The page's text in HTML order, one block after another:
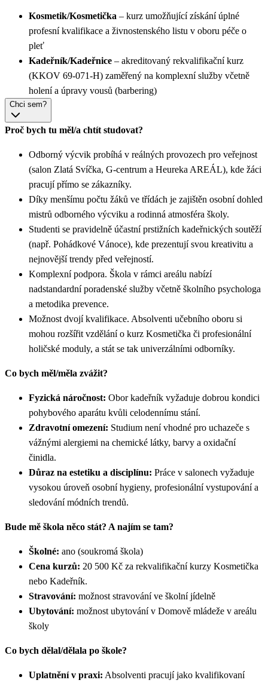
Kosmetik/Kosmetička – kurz umožňující získání úplné
profesní kvalifikace a živnostenského listu v oboru péče o
pleť
Kadeřník/Kadeřnice – akreditovaný rekvalifikační kurz
(KKOV 69-071-H) zaměřený na komplexní služby včetně
holení a úpravy vousů (barbering)
Chci sem?
Proč bych tu měl/a chtít studovat?
Odborný výcvik probíhá v reálných provozech pro veřejnost
(salon Zlatá Svíčka, G-centrum a Heureka AREÁL), kde žáci
pracují přímo se zákazníky.
Díky menšímu počtu žáků ve třídách je zajištěn osobní dohled
mistrů odborného výcviku a rodinná atmosféra školy.
Studenti se pravidelně účastní prstižních kadeřnických soutěží
(např. Pohádkové Vánoce), kde prezentují svou kreativitu a
nejnovější trendy před veřejností.
Komplexní podpora. Škola v rámci areálu nabízí
nadstandardní poradenské služby včetně školního psychologa
a metodika prevence.
Možnost dvojí kvalifikace. Absolventi učebního oboru si
mohou rozšířit vzdělání o kurz Kosmetička či profesionální
holičské moduly, a stát se tak univerzálními odborníky.
Co bych měl/měla zvážit?
Fyzická náročnost: Obor kadeřník vyžaduje dobrou kondici
pohybového aparátu kvůli celodennímu stání.
Zdravotní omezení: Studium není vhodné pro uchazeče s
vážnými alergiemi na chemické látky, barvy a oxidační
činidla.
Důraz na estetiku a disciplínu: Práce v salonech vyžaduje
vysokou úroveň osobní hygieny, profesionální vystupování a
sledování módních trendů.
Bude mě škola něco stát? A najím se tam?
Školné: ano (soukromá škola)
Cena kurzů: 20 500 Kč za rekvalifikační kurzy Kosmetička
nebo Kadeřník.
Stravování: možnost stravování ve školní jídelně
Ubytování: možnost ubytování v Domově mládeže v areálu
školy
Co bych dělal/dělala po škole?
Uplatnění v praxi: Absolventi pracují jako kvalifikovaní